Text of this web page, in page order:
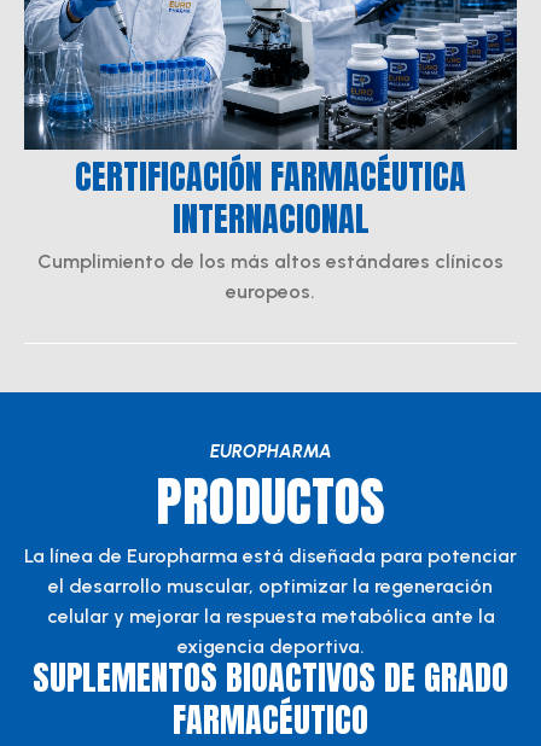
CERTIFICACIÓN FARMACÉUTICA
INTERNACIONAL
Cumplimiento de los más altos estándares clínicos
europeos.
EUROPHARMA
PRODUCTOS
La línea de Europharma está diseñada para potenciar
el desarrollo muscular, optimizar la regeneración
celular y mejorar la respuesta metabólica ante la
exigencia deportiva.
SUPLEMENTOS BIOACTIVOS DE GRADO
FARMACÉUTICO